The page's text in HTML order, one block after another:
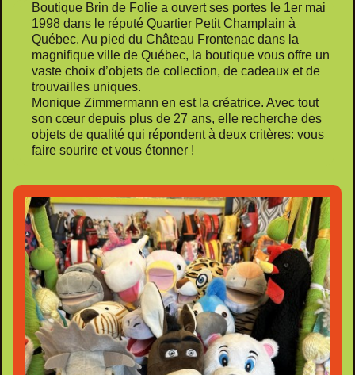
Boutique Brin de Folie a ouvert ses portes le 1er mai
1998 dans le réputé Quartier Petit Champlain à
Québec. Au pied du Château Frontenac dans la
magnifique ville de Québec, la boutique vous offre un
vaste choix d’objets de collection, de cadeaux et de
trouvailles uniques.
Monique Zimmermann en est la créatrice. Avec tout
son cœur depuis plus de 27 ans, elle recherche des
objets de qualité qui répondent à deux critères: vous
faire sourire et vous étonner !